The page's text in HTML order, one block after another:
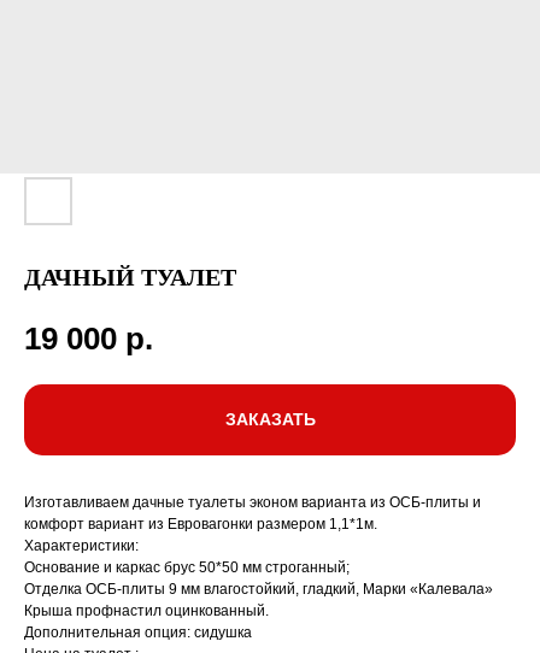
ДАЧНЫЙ ТУАЛЕТ
19 000 р.
ЗАКАЗАТЬ
Изготавливаем дачные туалеты эконом варианта из ОСБ-плиты и
комфорт вариант из Евровагонки размером 1,1*1м.
Характеристики:
Основание и каркас брус 50*50 мм строганный;
Отделка ОСБ-плиты 9 мм влагостойкий, гладкий, Марки «Калевала»
Крыша профнастил оцинкованный.
Дополнительная опция: сидушка